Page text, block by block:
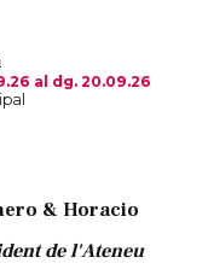
al dg. 20.09.26
& Horacio
de l'Ateneu